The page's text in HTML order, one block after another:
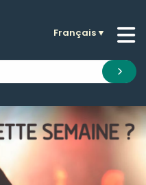
Français▼